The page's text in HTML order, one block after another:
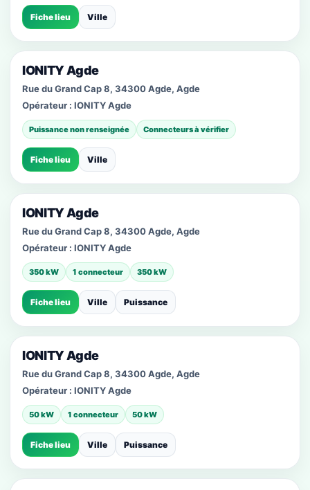
Fiche lieu Ville
IONITY Agde
Rue du Grand Cap 8, 34300 Agde, Agde
Opérateur : IONITY Agde
Puissance non renseignée Connecteurs à vérifier
Fiche lieu Ville
IONITY Agde
Rue du Grand Cap 8, 34300 Agde, Agde
Opérateur : IONITY Agde
350 kW 1 connecteur 350 kW
Fiche lieu Ville Puissance
IONITY Agde
Rue du Grand Cap 8, 34300 Agde, Agde
Opérateur : IONITY Agde
50 kW 1 connecteur 50 kW
Fiche lieu Ville Puissance